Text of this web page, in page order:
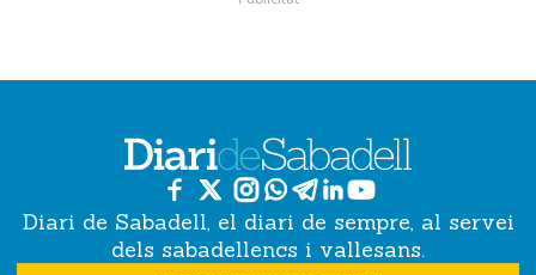
Diari de Sabadell, el diari de sempre, al servei
dels sabadellencs i vallesans.